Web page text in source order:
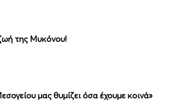
της Μυκόνου!
μας θυμίζει όσα έχουμε κοινά»